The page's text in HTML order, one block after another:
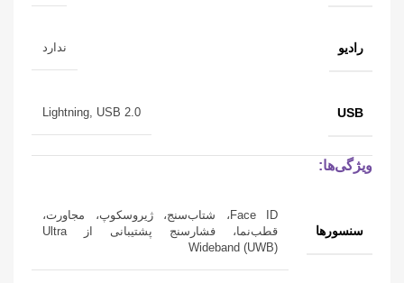
رادیو ندارد
USB
Lightning, USB 2.0
ویژگی‌ها:
سنسورها
Face ID، شتاب‌سنج، ژیروسکوپ، مجاورت،
قطب‌نما، فشارسنج پشتیبانی از Ultra
Wideband (UWB)